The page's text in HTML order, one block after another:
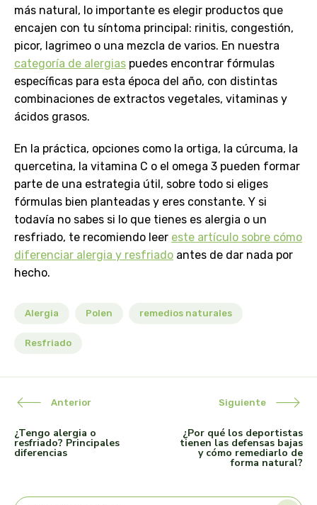
más natural, lo importante es elegir productos que
encajen con tu síntoma principal: rinitis, congestión,
picor, lagrimeo o una mezcla de varios. En nuestra
categoría de alergias puedes encontrar fórmulas
específicas para esta época del año, con distintas
combinaciones de extractos vegetales, vitaminas y
ácidos grasos.
En la práctica, opciones como la ortiga, la cúrcuma, la
quercetina, la vitamina C o el omega 3 pueden formar
parte de una estrategia útil, sobre todo si eliges
fórmulas bien planteadas y eres constante. Y si
todavía no sabes si lo que tienes es alergia o un
resfriado, te recomiendo leer este artículo sobre cómo
diferenciar alergia y resfriado antes de dar nada por
hecho.
Alergia Polen remedios naturales
Resfriado
Anterior
¿Tengo alergia o
resfriado? Principales
diferencias
Siguiente
¿Por qué los deportistas
tienen las defensas bajas
y cómo remediarlo de
forma natural?